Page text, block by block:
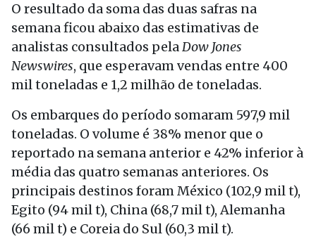
O resultado da soma das duas safras na
semana ficou abaixo das estimativas de
analistas consultados pelaDow Jones
Newswires, que esperavam vendas entre 400
mil toneladas e 1,2 milhão de toneladas.
Os embarques do período somaram 597,9 mil
toneladas. O volume é 38% menor que o
reportado na semana anterior e 42% inferior à
média das quatro semanas anteriores. Os
principais destinos foram México (102,9 mil t),
Egito (94 mil t), China (68,7 mil t), Alemanha
(66 mil t) e Coreia do Sul (60,3 mil t).